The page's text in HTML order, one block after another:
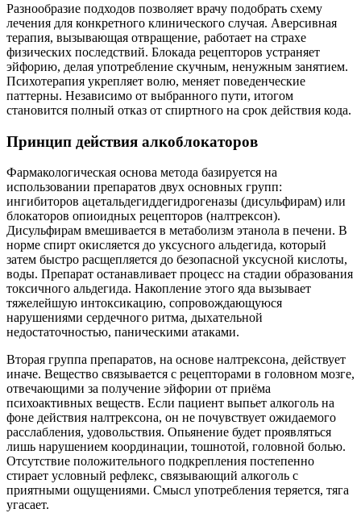
Разнообразие подходов позволяет врачу подобрать схему
лечения для конкретного клинического случая. Аверсивная
терапия, вызывающая отвращение, работает на страхе
физических последствий. Блокада рецепторов устраняет
эйфорию, делая употребление скучным, ненужным занятием.
Психотерапия укрепляет волю, меняет поведенческие
паттерны. Независимо от выбранного пути, итогом
становится полный отказ от спиртного на срок действия кода.
Принцип действия алкоблокаторов
Фармакологическая основа метода базируется на
использовании препаратов двух основных групп:
ингибиторов ацетальдегиддегидрогеназы (дисульфирам) или
блокаторов опиоидных рецепторов (налтрексон).
Дисульфирам вмешивается в метаболизм этанола в печени. В
норме спирт окисляется до уксусного альдегида, который
затем быстро расщепляется до безопасной уксусной кислоты,
воды. Препарат останавливает процесс на стадии образования
токсичного альдегида. Накопление этого яда вызывает
тяжелейшую интоксикацию, сопровождающуюся
нарушениями сердечного ритма, дыхательной
недостаточностью, паническими атаками.
Вторая группа препаратов, на основе налтрексона, действует
иначе. Вещество связывается с рецепторами в головном мозге,
отвечающими за получение эйфории от приёма
психоактивных веществ. Если пациент выпьет алкоголь на
фоне действия налтрексона, он не почувствует ожидаемого
расслабления, удовольствия. Опьянение будет проявляться
лишь нарушением координации, тошнотой, головной болью.
Отсутствие положительного подкрепления постепенно
стирает условный рефлекс, связывающий алкоголь с
приятными ощущениями. Смысл употребления теряется, тяга
угасает.